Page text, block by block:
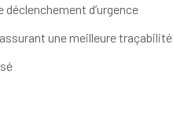
déclenchement d’urgence
une meilleure traçabilité